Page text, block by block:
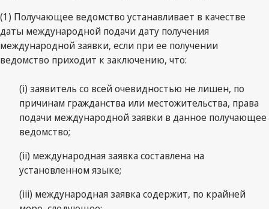
(1) Получающее ведомство устанавливает в качестве
даты международной подачи дату получения
международной заявки, если при ее получении
ведомство приходит к заключению, что:
(i) заявитель со всей очевидностью не лишен, по
причинам гражданства или местожительства, права
подачи международной заявки в данное получающее
ведомство;
(ii) международная заявка составлена на
установленном языке;
(iii) международная заявка содержит, по крайней